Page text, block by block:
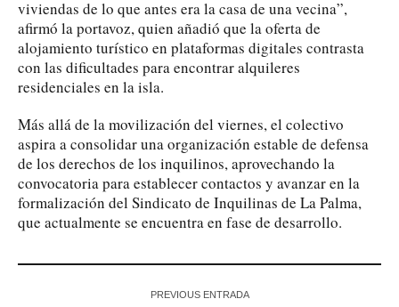
viviendas de lo que antes era la casa de una vecina”,
afirmó la portavoz, quien añadió que la oferta de
alojamiento turístico en plataformas digitales contrasta
con las dificultades para encontrar alquileres
residenciales en la isla.
Más allá de la movilización del viernes, el colectivo
aspira a consolidar una organización estable de defensa
de los derechos de los inquilinos, aprovechando la
convocatoria para establecer contactos y avanzar en la
formalización del Sindicato de Inquilinas de La Palma,
que actualmente se encuentra en fase de desarrollo.
PREVIOUS ENTRADA